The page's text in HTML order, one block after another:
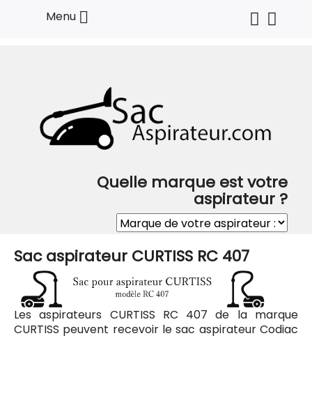
Menu 
Quelle marque est votre
aspirateur ?
Sac aspirateur CURTISS RC 407
Les aspirateurs CURTISS RC 407 de la marque
CURTISS peuvent recevoir le sac aspirateur Codiac